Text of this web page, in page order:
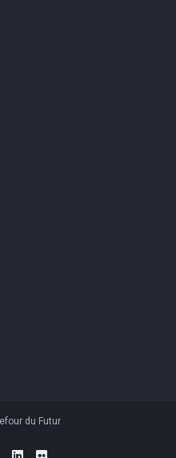
du Futur